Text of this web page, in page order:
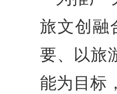
旅文创融
要、以旅
能为目标